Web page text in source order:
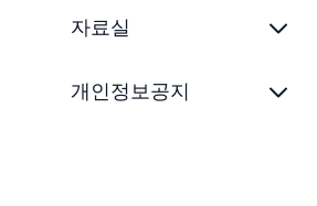
자료실
개인정보공지